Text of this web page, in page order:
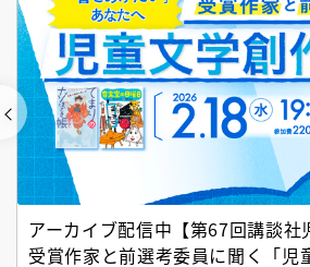
アーカイブ配信中【第67回講談社
受賞作家と前選考委員に聞く「児